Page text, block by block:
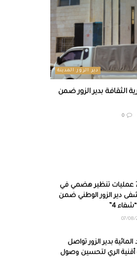
دير الزور المدينة
الثقافة بدير الزور ضمن
0
إجراء 7 عمليات تنظير هضمي في
دير الزور الوطني ضمن
4”
المائية بدير الزور تواصل
أقنية الري لتحسين وصول